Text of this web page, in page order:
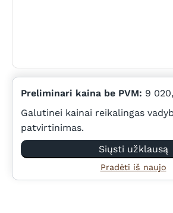
Preliminari kaina be PVM: 9
Galutinei kainai reikalingas
patvirtinimas.
Siųsti užklausą
Pradėti iš naujo